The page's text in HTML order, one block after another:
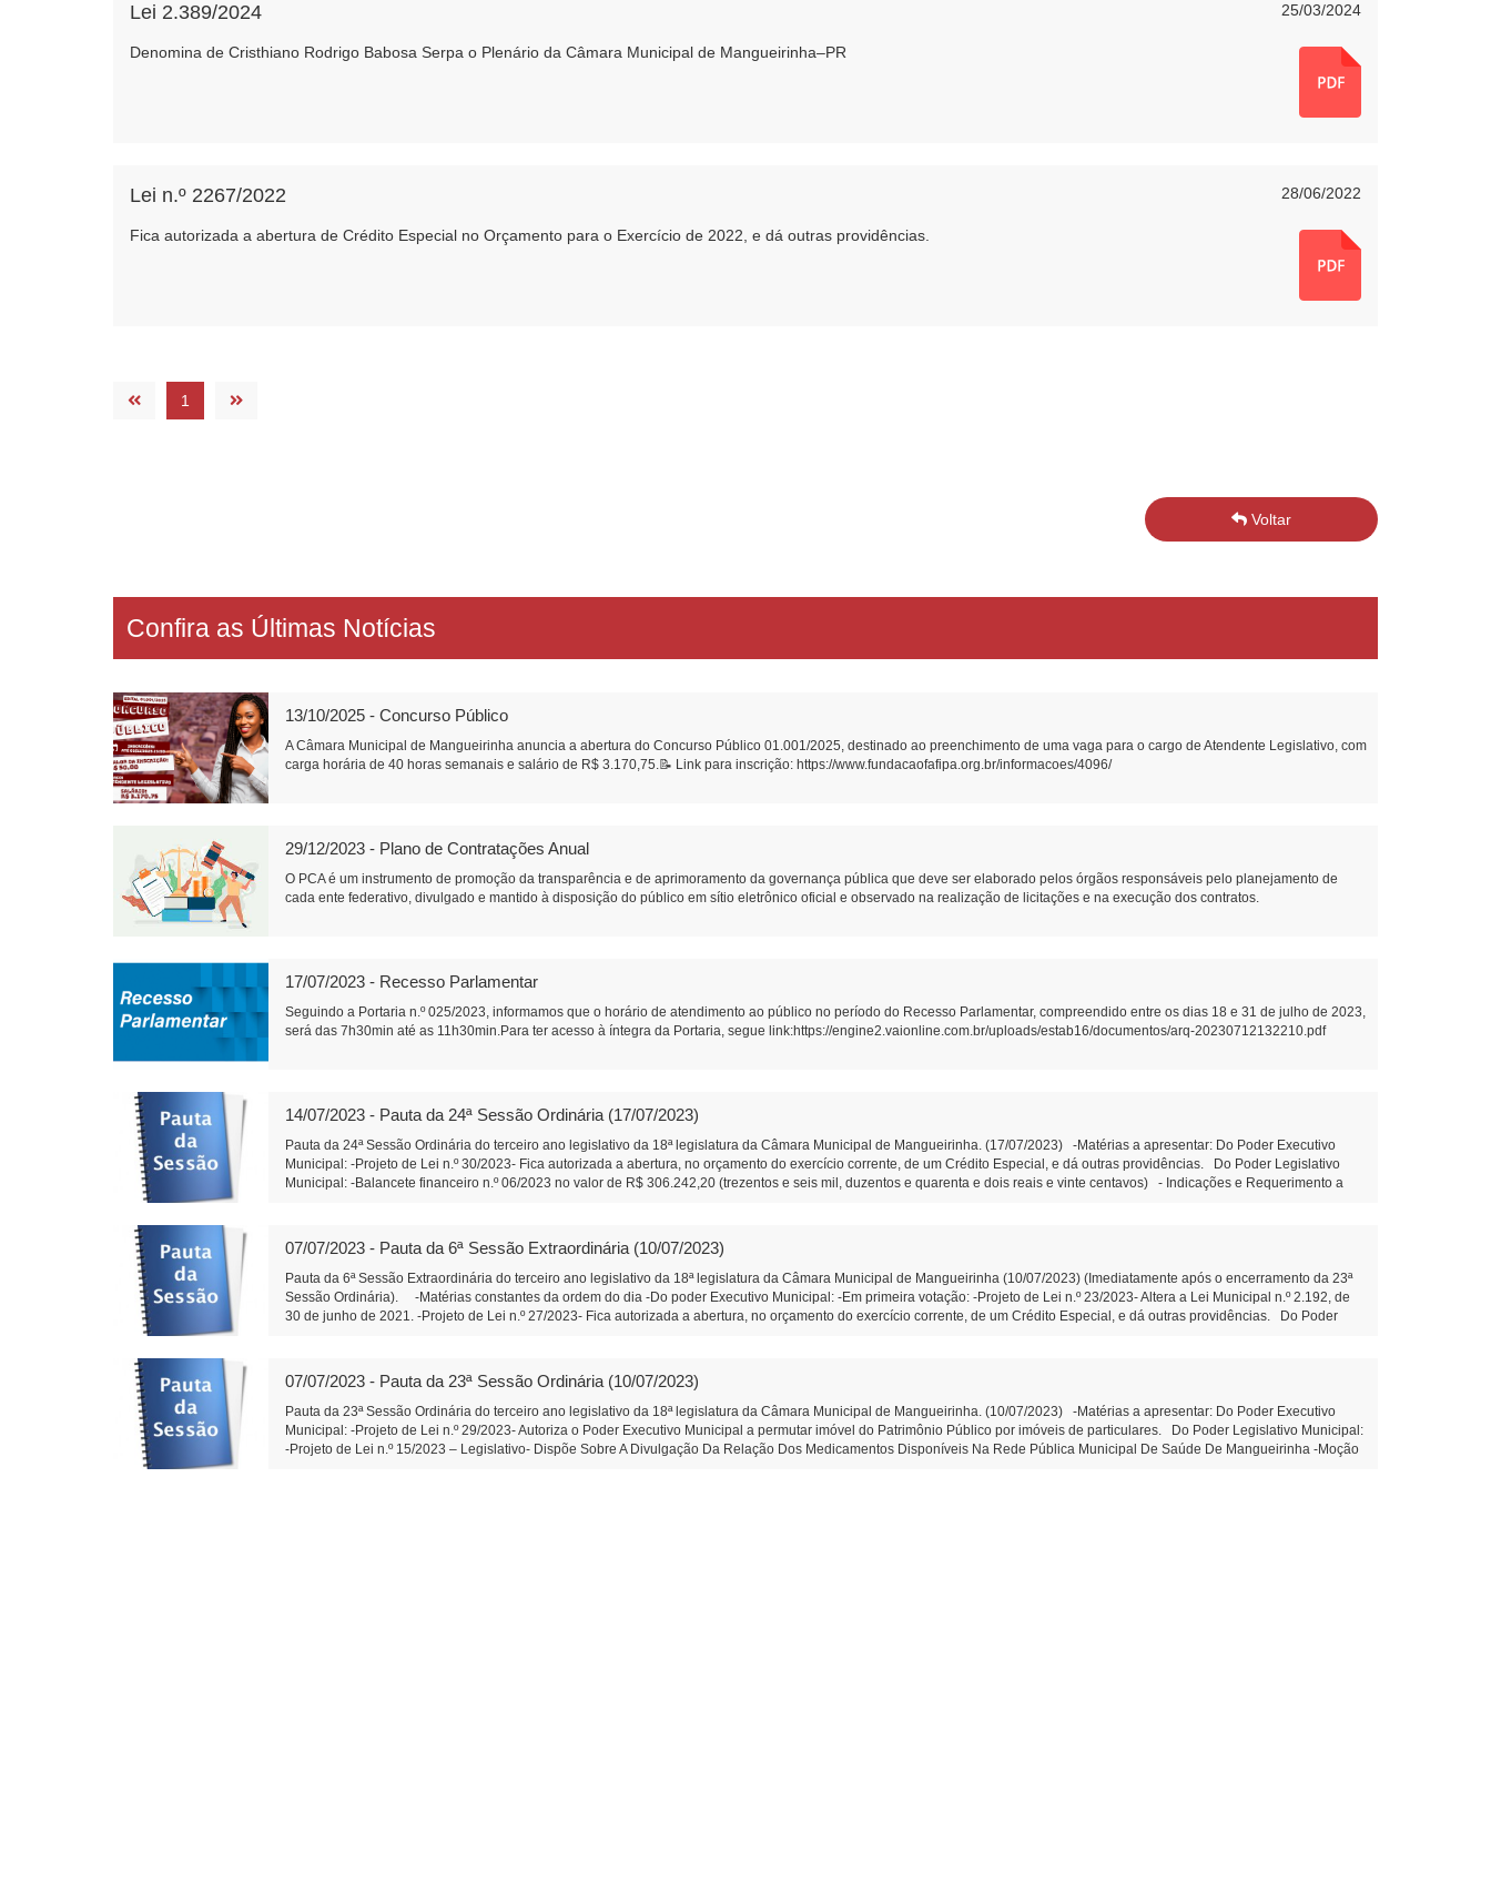
25/03/2024
Lei 2.389/2024
Denomina de Cristhiano Rodrigo Babosa Serpa o Plenário da Câmara Municipal de Mangueirinha–PR
28/06/2022
Lei n.º 2267/2022
Fica autorizada a abertura de Crédito Especial no Orçamento para o Exercício de 2022, e dá outras providências.
1
Voltar
Confira as Últimas Notícias
13/10/2025 - Concurso Público
A Câmara Municipal de Mangueirinha anuncia a abertura do Concurso Público 01.001/2025, destinado ao preenchimento de uma vaga para o cargo de Atendente Legislativo, com
carga horária de 40 horas semanais e salário de R$ 3.170,75.📝 Link para inscrição: https://www.fundacaofafipa.org.br/informacoes/4096/
29/12/2023 - Plano de Contratações Anual
O PCA é um instrumento de promoção da transparência e de aprimoramento da governança pública que deve ser elaborado pelos órgãos responsáveis pelo planejamento de
cada ente federativo, divulgado e mantido à disposição do público em sítio eletrônico oficial e observado na realização de licitações e na execução dos contratos.
17/07/2023 - Recesso Parlamentar
Seguindo a Portaria n.º 025/2023, informamos que o horário de atendimento ao público no período do Recesso Parlamentar, compreendido entre os dias 18 e 31 de julho de 2023,
será das 7h30min até as 11h30min.Para ter acesso à íntegra da Portaria, segue link:https://engine2.vaionline.com.br/uploads/estab16/documentos/arq-20230712132210.pdf
14/07/2023 - Pauta da 24ª Sessão Ordinária (17/07/2023)
Pauta da 24ª Sessão Ordinária do terceiro ano legislativo da 18ª legislatura da Câmara Municipal de Mangueirinha. (17/07/2023) -Matérias a apresentar: Do Poder Executivo
Municipal: -Projeto de Lei n.º 30/2023- Fica autorizada a abertura, no orçamento do exercício corrente, de um Crédito Especial, e dá outras providências. Do Poder Legislativo
Municipal: -Balancete financeiro n.º 06/2023 no valor de R$ 306.242,20 (trezentos e seis mil, duzentos e quarenta e dois reais e vinte centavos) - Indicações e Requerimento a
distribua calcário dolomítico aos produtores da Associação de Produtores Rurais da Comunidade de Linha Boa Sorte. (Diego Bortokoski) -Matérias constantes na Ordem do Dia
Do Poder Executivo Municipal: -Em Segunda Votação: -Projeto de Lei n.º 23/2023- Altera a Lei Municipal n.º 2.192, de 30 de junho de 2021. -Projeto de Lei n.º 27/2023- Fica
autorizada a abertura, no orçamento do exercício corrente, de um Crédito Especial, e dá outras providências. Em Primeira Votação: -Projeto de Lei n.º 28/2023- Autoriza o Poder
Executivo Municipal a firmar transferência voluntaria com a ASERMAN – Associação dos Servidores Públicos Municipais de Mangueirinha e dá outras providências. Do Poder
Legislativo Municipal: -Em segunda votação: -Projeto de Lei n.º 12/2023 – Legislativo-Concede Título de Cidadão Benemérito ao Sr. Ernany Schreiner Serpa. (Alexandre Monteiro
07/07/2023 - Pauta da 6ª Sessão Extraordinária (10/07/2023)
Pauta da 6ª Sessão Extraordinária do terceiro ano legislativo da 18ª legislatura da Câmara Municipal de Mangueirinha (10/07/2023) (Imediatamente após o encerramento da 23ª
Sessão Ordinária). -Matérias constantes da ordem do dia -Do poder Executivo Municipal: -Em primeira votação: -Projeto de Lei n.º 23/2023- Altera a Lei Municipal n.º 2.192, de
30 de junho de 2021. -Projeto de Lei n.º 27/2023- Fica autorizada a abertura, no orçamento do exercício corrente, de um Crédito Especial, e dá outras providências. Do Poder
07/07/2023 - Pauta da 23ª Sessão Ordinária (10/07/2023)
Pauta da 23ª Sessão Ordinária do terceiro ano legislativo da 18ª legislatura da Câmara Municipal de Mangueirinha. (10/07/2023) -Matérias a apresentar: Do Poder Executivo
Municipal: -Projeto de Lei n.º 29/2023- Autoriza o Poder Executivo Municipal a permutar imóvel do Patrimônio Público por imóveis de particulares. Do Poder Legislativo Municipal:
-Projeto de Lei n.º 15/2023 – Legislativo- Dispõe Sobre A Divulgação Da Relação Dos Medicamentos Disponíveis Na Rede Pública Municipal De Saúde De Mangueirinha -Moção